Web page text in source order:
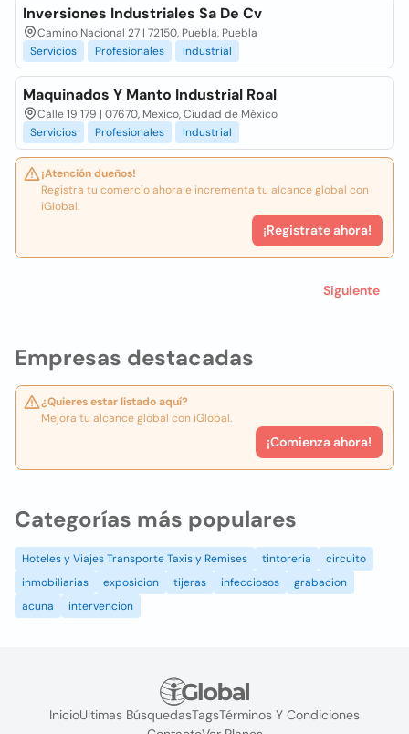
Empresas destacadas
¿Quieres estar listado aquí?
Mejora tu alcance global con iGlobal.
¡Comienza ahora!
Inversiones Industriales Sa De Cv
Camino Nacional 27 | 72150, Puebla, Puebla
Servicios
Profesionales Industrial
Maquinados Y Manto Industrial Roal
Calle 19 179 | 07670, Mexico, Ciudad de México
Servicios
Profesionales Industrial
¡Atención dueños!
Registra tu comercio ahora e incrementa tu alcance global con
iGlobal.
¡Registrate ahora!
Siguiente
Categorías más populares
Hoteles y Viajes Transporte Taxis y Remises tintoreria
circuito
inmobiliarias
exposicion tijeras infecciosos
grabacion
acuna
intervencion
InicioUltimas BúsquedasTagsTérminos Y Condiciones